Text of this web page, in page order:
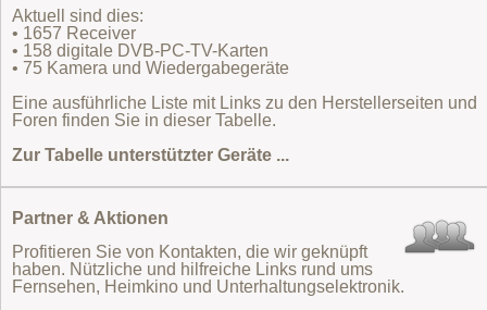
Aktuell sind dies:
• 1657 Receiver
• 158 digitale DVB-PC-TV-Karten
• 75 Kamera und Wiedergabegeräte
Eine ausführliche Liste mit Links zu den Herstellerseiten und
Foren finden Sie in dieser Tabelle.
Zur Tabelle unterstützter Geräte ...
Partner & Aktionen
Profitieren Sie von Kontakten, die wir geknüpft
haben. Nützliche und hilfreiche Links rund ums
Fernsehen, Heimkino und Unterhaltungselektronik.